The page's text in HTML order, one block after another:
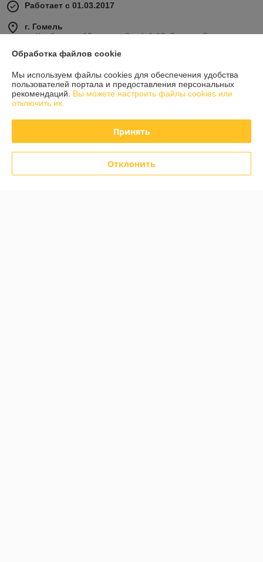
Работает с 01.03.2017
г. Гомель
ул Карбышева 12, корпус 2, оф.1-10, Гомель, Беларусь
Контакты
Сегодня работает с 10:00 до 15:00
Показать весь график работы
585 отзывов за всё время
06.08.2026
Инна
Обработка файлов cookie
Мы используем файлы cookies для обеспечения удобства
пользователей портала и предоставления персональных
рекомендаций. Вы можете настроить файлы cookies или
отключить их.
Принять
Отклонить